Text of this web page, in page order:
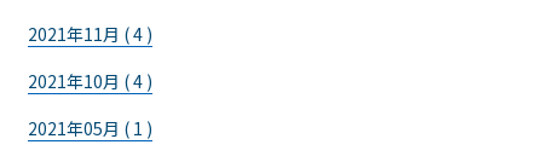
2021年11月 ( 4 )
2021年10月 ( 4 )
2021年05月 ( 1 )